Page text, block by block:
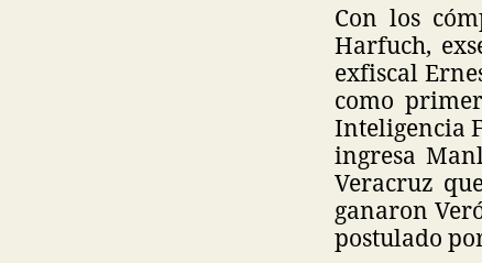
Con los
Harfuch,
exfiscal
como
Inteligencia
ingresa
Veracruz
ganaron
postulado